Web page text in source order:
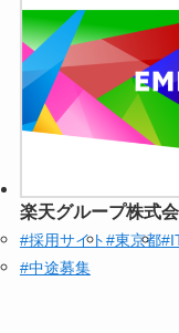
楽天グループ株式
#採用サイト#東京都
#中途募集